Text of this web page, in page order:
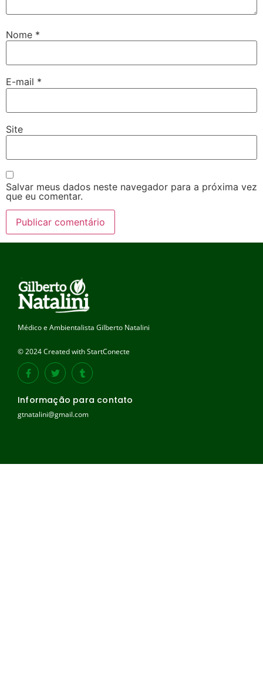
Nome *
E-mail *
Site
Salvar meus dados neste navegador para a próxima vez
que eu comentar.
Médico e Ambientalista Gilberto Natalini
© 2024 Created with StartConecte
Informação para contato
gtnatalini@gmail.com